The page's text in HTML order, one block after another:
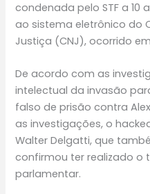
condenada pelo STF a 10
ao sistema eletrônico do
Justiça (CNJ), ocorrido
De acordo com as
intelectual da invasão
falso de prisão contra
as investigações, o
Walter Delgatti, que
confirmou ter realizado o
parlamentar.